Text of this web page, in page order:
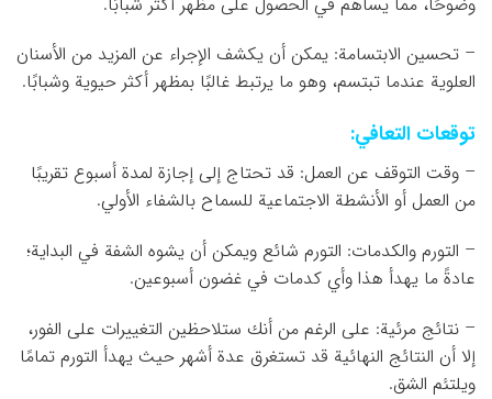
– تحسين الابتسامة: يمكن أن يكشف الإجراء عن المزيد من الأسنان
العلوية عندما تبتسم، وهو ما يرتبط غالبًا بمظهر أكثر حيوية وشبابًا.
توقعات التعافي:
– وقت التوقف عن العمل: قد تحتاج إلى إجازة لمدة أسبوع تقريبًا
من العمل أو الأنشطة الاجتماعية للسماح بالشفاء الأولي.
– التورم والكدمات: التورم شائع ويمكن أن يشوه الشفة في البداية؛
عادةً ما يهدأ هذا وأي كدمات في غضون أسبوعين.
– نتائج مرئية: على الرغم من أنك ستلاحظين التغييرات على الفور،
إلا أن النتائج النهائية قد تستغرق عدة أشهر حيث يهدأ التورم تمامًا
ويلتئم الشق.